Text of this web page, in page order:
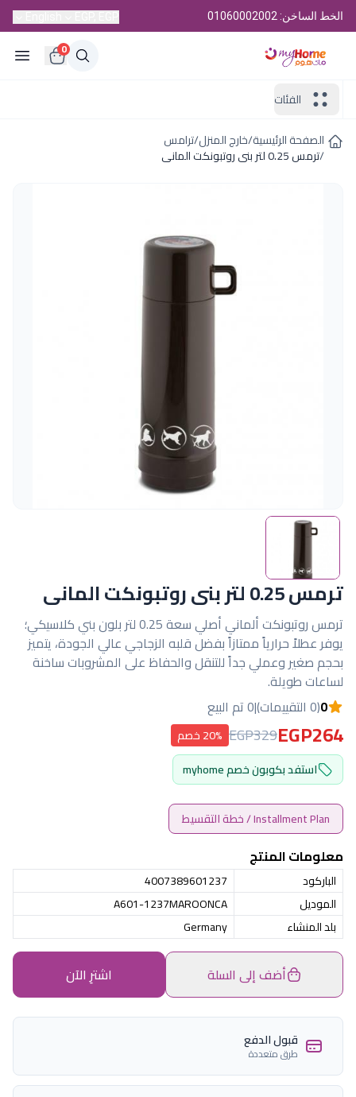
الخط الساخن: 01060002002
0
الفئات
الصفحة الرئيسية/خارج المنزل/ترامس
/ترمس 0.25 لتر بنى روتبونكت المانى
ترمس 0.25 لتر بنى روتبونكت المانى
ترمس روتبونكت ألماني أصلي سعة 0.25 لتر بلون بني كلاسيكي؛
يوفر عطلاً حرارياً ممتازاً بفضل قلبه الزجاجي عالي الجودة، يتميز
بحجم صغير وعملي جداً للتنقل والحفاظ على المشروبات ساخنة
لساعات طويلة.
0(0 التقييمات) |0 تم البيع
EGP264
EGP329 20% خصم
استفد بكوبون خصم myhome
Installment Plan / خطة التقسيط
معلومات المنتج
الباركود
4007389601237
الموديل
A601-1237MAROONCA
بلد المنشاء
Germany
أضف إلى السلة اشترِ الآن
قبول الدفع
طرق متعددة